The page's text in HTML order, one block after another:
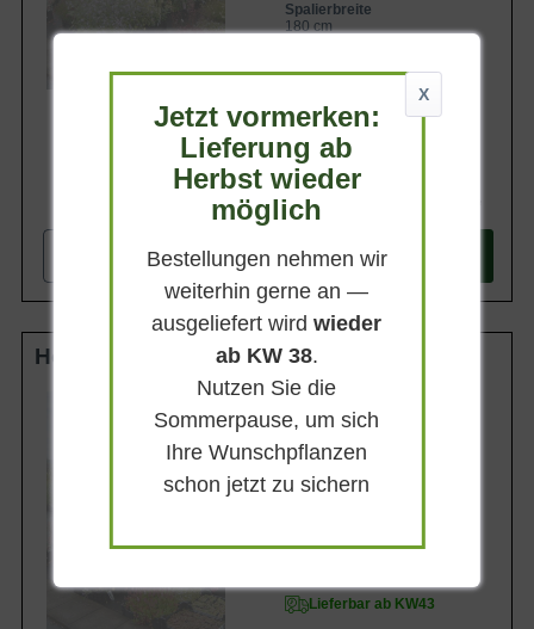
Spalierbreite
180 cm
+ In den Warenkorb
Hochstamm-Spalier 14-16 StU m. Db.
Stammhöhe
200 cm
Gesamthöhe
320 cm
Spalierbreite
Lieferbar ab KW43
X
Jetzt vormerken:
Lieferung ab
Herbst wieder
möglich
Bestellungen nehmen wir
weiterhin gerne an —
ausgeliefert wirdwieder
ab KW 38.
Nutzen Sie die
Sommerpause, um sich
Ihre Wunschpflanzen
schon jetzt zu sichern